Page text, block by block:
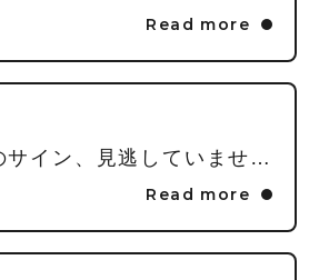
Read more
築15〜20年のサイン、見逃していませんか？毎日頑張る私に贈る「水回りまるごとリフレッシュ」という選択
Read more